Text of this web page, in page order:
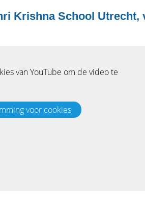
Krishna School Utrecht,